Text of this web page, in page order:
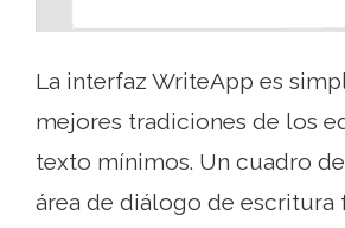
La interfaz WriteApp es
mejores tradiciones de los
texto mínimos. Un cuadro
área de diálogo de escritura